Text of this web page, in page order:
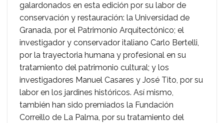
galardonados en esta edición por su labor de
conservación y restauración: la Universidad de
Granada, por el Patrimonio Arquitectónico; el
investigador y conservador italiano Carlo Bertelli,
por la trayectoria humana y profesional en su
tratamiento del patrimonio cultural; y los
investigadores Manuel Casares y José Tito, por su
labor en los jardines históricos. Así mismo,
también han sido premiados la Fundación
Correillo de La Palma, por su tratamiento del